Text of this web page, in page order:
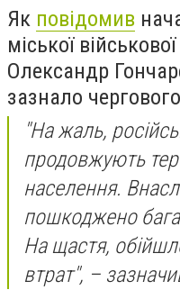
Як повідомив
міської
Олександр
зазнало
"На жаль,
продовжують
населення.
пошкоджено
На щастя,
втрат", –